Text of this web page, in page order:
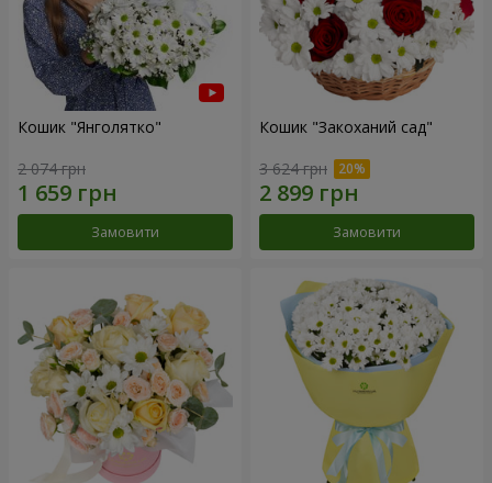
Кошик "Янголятко"
2 074 грн
Замовити
Кошик "Закоханий сад"
3 624 грн
Замовити